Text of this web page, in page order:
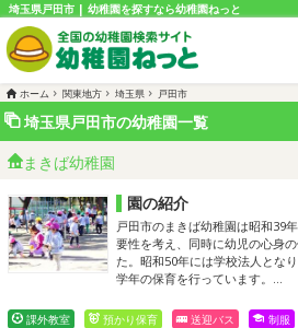
埼玉県戸田市 | 幼稚園を探すなら幼稚園ねっと
ホーム 関東地方 埼玉県 戸田市
埼玉県戸田市の幼稚園一覧
まきば幼稚園
園の紹介
戸田市のまきば幼稚園は昭和39
要性を考え、同時に幼児の心身
た。昭和50年には学校法人とな
学年の保育を行っています。…
課外教室 預かり保育 送迎バス 制服